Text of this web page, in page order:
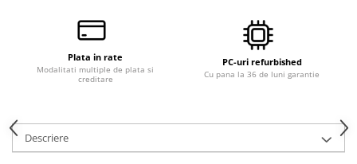
All-in-One REFURBISHED
Componente All-in-One
Monitoare Refurbished
Plata in rate
Modalitati multiple de plata si
creditare
PC-uri refurbished
Cu pana la 36 de luni garantie
Descriere